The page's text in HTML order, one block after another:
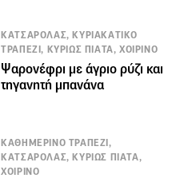
ΚΑΤΣΑΡΟΛΑΣ, ΚΥΡΙΑΚΑΤΙΚΟ
ΤΡΑΠΕΖΙ, ΚΥΡΙΩΣ ΠΙΑΤΑ, ΧΟΙΡΙΝΟ
Ψαρονέφρι µε άγριο ρύζι και
τηγανητή µπανάνα
ΚΑΘΗΜΕΡΙΝΟ ΤΡΑΠΕΖΙ,
ΚΑΤΣΑΡΟΛΑΣ, ΚΥΡΙΩΣ ΠΙΑΤΑ,
ΧΟΙΡΙΝΟ